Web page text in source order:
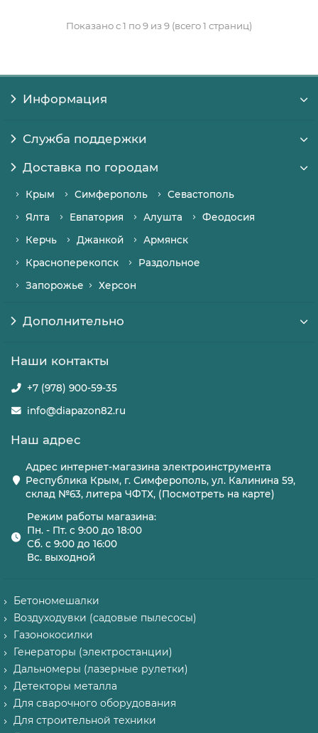
Показано с 1 по 9 из 9 (всего 1 страниц)
Информация
Служба поддержки
Доставка по городам
Крым Симферополь
Севастополь
Ялта
Евпатория Алушта
Феодосия
Керчь
Джанкой
Армянск
Красноперекопск
Раздольное
Запорожье
Херсон
Дополнительно
Наши контакты
+7 (978) 900-59-35
info@diapazon82.ru
Наш адрес
Адрес интернет-магазина электроинструмента
Республика Крым, г. Симферополь, ул. Калинина 59,
склад №63, литера ЧФТХ, (Посмотреть на карте)
Режим работы магазина:
Пн. - Пт. с 9:00 до 18:00
Сб. с 9:00 до 16:00
Вс. выходной
Бетономешалки
Воздуходувки (садовые пылесосы)
Газонокосилки
Генераторы (электростанции)
Дальномеры (лазерные рулетки)
Детекторы металла
Для сварочного оборудования
Для строительной техники